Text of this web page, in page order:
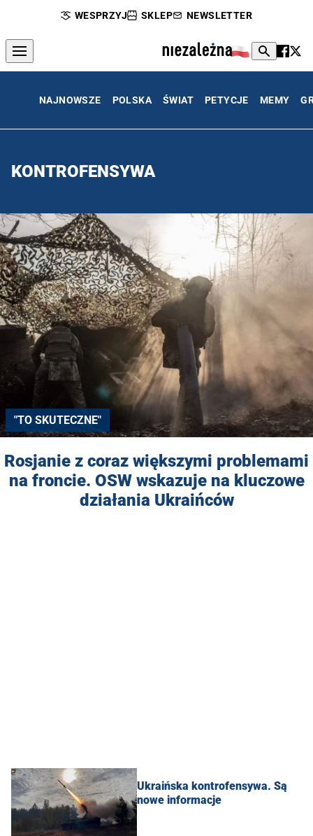
WESPRZYJ SKLEP NEWSLETTER
NAJNOWSZE POLSKA ŚWIAT PETYCJE MEMY
KONTROFENSYWA
"TO SKUTECZNE"
Rosjanie z coraz większymi problemami
na froncie. OSW wskazuje na kluczowe
działania Ukraińców
Ukraińska kontrofensywa. Są
nowe informacje